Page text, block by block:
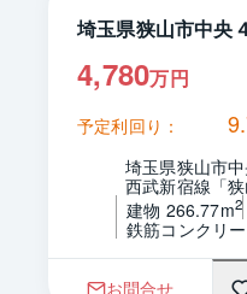
埼玉県狭山市中央
4,780万円
予定利回り：
埼玉県狭山市
西武新宿線「
建物 266.77m2
鉄筋コンクリ
お問合せ